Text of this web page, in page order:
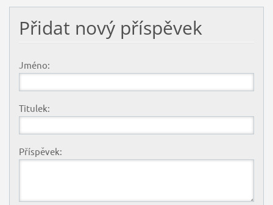
Přidat nový příspěvek
Jméno:
Titulek:
Příspěvek: